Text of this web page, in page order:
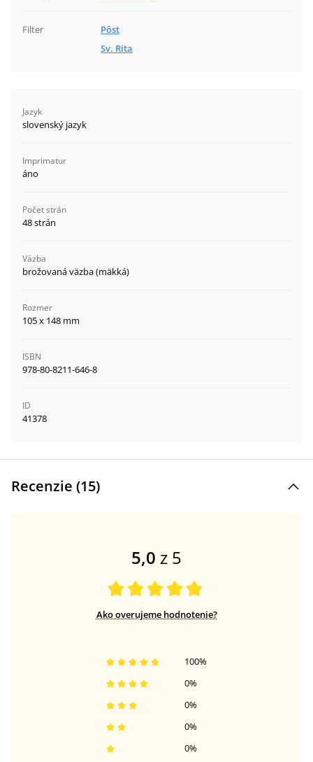
Filter
Pôst
Sv. Rita
Jazyk
slovenský jazyk
Imprimatur
áno
Počet strán
48 strán
Väzba
brožovaná väzba (mäkká)
Rozmer
105 x 148 mm
ISBN
978-80-8211-646-8
ID
41378
Recenzie (15)
5,0 z 5
Ako overujeme hodnotenie?
0%
0%
0%
0%
100%